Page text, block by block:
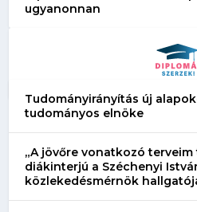
ugyanonnan
Tudományirányítás új
tudományos elnöke
„A jövőre vonatkozó
diákinterjú a Széchenyi
közlekedésmérnök